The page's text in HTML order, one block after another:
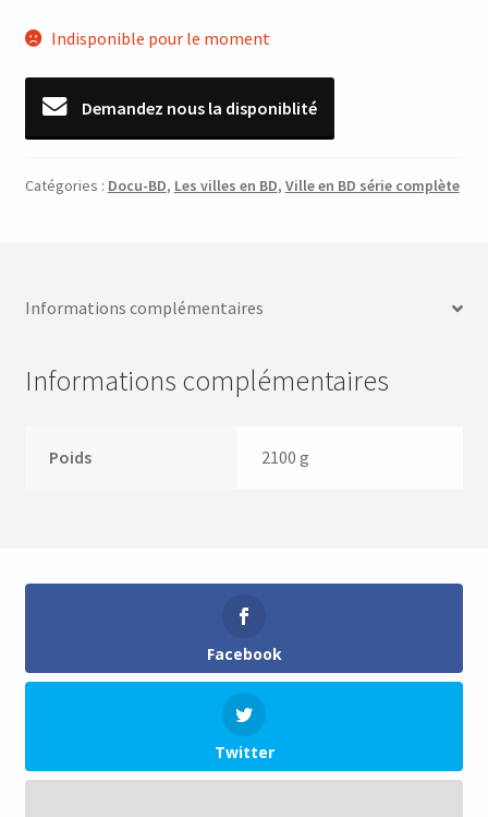
Indisponible pour le moment
Demandez nous la disponiblité
Catégories : Docu-BD, Les villes en BD, Ville en BD série complète
Informations complémentaires
Informations complémentaires
Poids 2100 g
Facebook
Twitter